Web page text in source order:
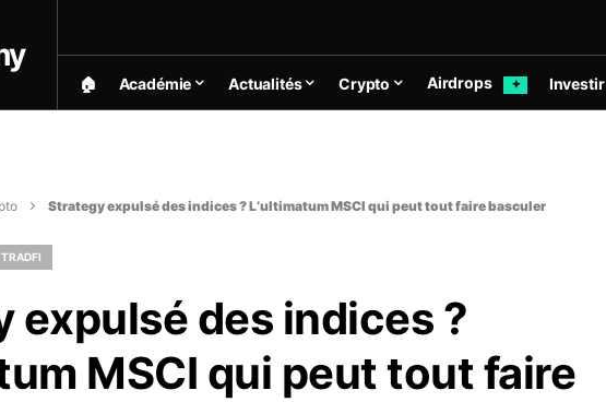
🏠︎ Académie Actualités Crypto Airdrops ✦ Investir
Strategy expulsé des indices ? L’ultimatum MSCI qui peut tout faire basculer
TRADFI
expulsé des indices ?
MSCI qui peut tout faire